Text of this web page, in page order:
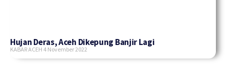
Hujan Deras, Aceh Dikepung Banjir Lagi
KABAR ACEH 4 November 2022